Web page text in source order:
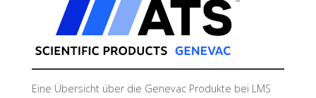
Eine Übersicht über die Genevac Produkte bei LMS